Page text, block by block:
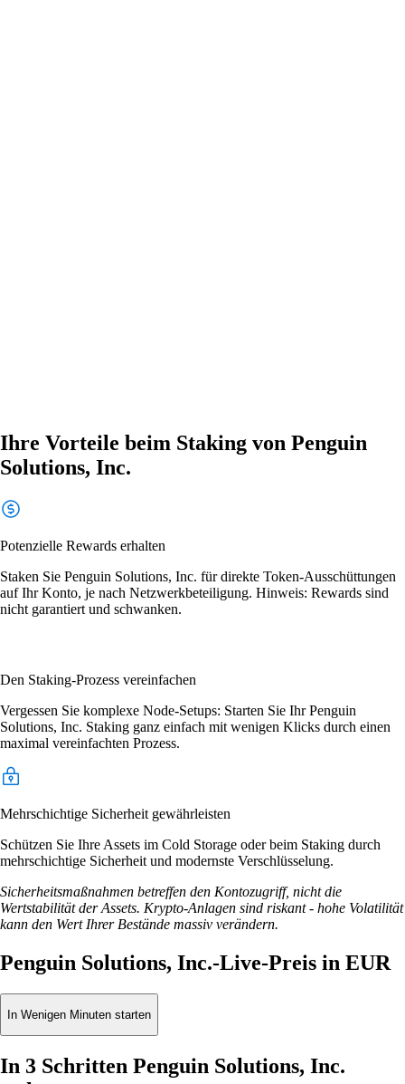
Ihre Vorteile beim Staking von Penguin
Solutions, Inc.
Potenzielle Rewards erhalten
Staken Sie Penguin Solutions, Inc. für direkte Token-Ausschüttungen
auf Ihr Konto, je nach Netzwerkbeteiligung. Hinweis: Rewards sind
nicht garantiert und schwanken.
Den Staking-Prozess vereinfachen
Vergessen Sie komplexe Node-Setups: Starten Sie Ihr Penguin
Solutions, Inc. Staking ganz einfach mit wenigen Klicks durch einen
maximal vereinfachten Prozess.
Mehrschichtige Sicherheit gewährleisten
Schützen Sie Ihre Assets im Cold Storage oder beim Staking durch
mehrschichtige Sicherheit und modernste Verschlüsselung.
Sicherheitsmaßnahmen betreffen den Kontozugriff, nicht die
Wertstabilität der Assets. Krypto-Anlagen sind riskant - hohe Volatilität
kann den Wert Ihrer Bestände massiv verändern.
Penguin Solutions, Inc.-Live-Preis in EUR
In Wenigen Minuten starten
In 3 Schritten Penguin Solutions, Inc.